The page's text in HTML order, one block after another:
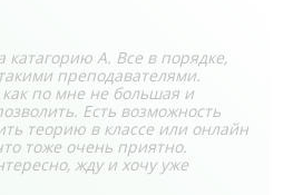
катагорию А. Все в порядке,
преподавателями.
по мне не большая и
Есть возможность
теорию в классе или онлайн
тоже очень приятно.
жду и хочу уже